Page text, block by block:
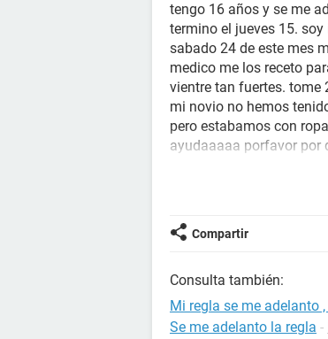
tengo 16 años y se me
termino el jueves 15.
sabado 24 de este mes
medico me los receto
vientre tan fuertes. tome
mi novio no hemos
pero estabamos con
ayudaaaaa porfavor por
pudo haber afectado?
Compartir
Consulta también:
Mi regla se me adelanto
Se me adelanto la regla -